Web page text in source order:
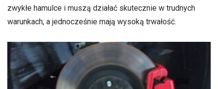
zwykłe hamulce i muszą działać skutecznie w trudnych
warunkach, a jednocześnie mają wysoką trwałość.